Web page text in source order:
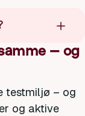
– og
testmiljø – og
og aktive